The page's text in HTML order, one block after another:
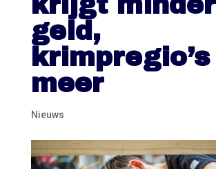
geld,
krimpregio’s
meer
Nieuws